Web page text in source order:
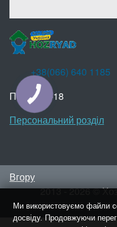
+38(066) 640 1185
Пн-Нд 10-18
Персональний розділ
Вгору
2013 - 2026 ©
Ми використовуємо файли
досвіду. Продовжуючи
КНОПКА
ЗВ'ЯЗКУ